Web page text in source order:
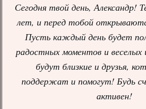
Сегодня твой день, Александр!
лет, и перед тобой
Пусть каждый день будет
радостных моментов и веселых
будут близкие и друзья,
поддержат и помогут! Будь
активен!